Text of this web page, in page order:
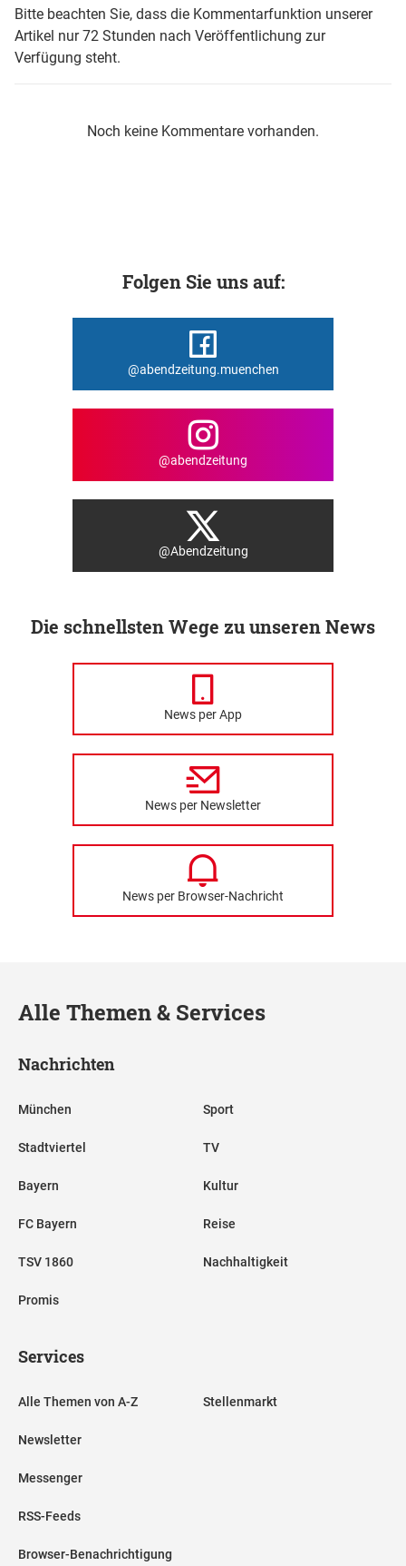
Bitte beachten Sie, dass die Kommentarfunktion unserer
Artikel nur 72 Stunden nach Veröffentlichung zur
Verfügung steht.
Noch keine Kommentare vorhanden.
Folgen Sie uns auf:
@abendzeitung.muenchen
@abendzeitung
@Abendzeitung
Die schnellsten Wege zu unseren News
News per App
News per Newsletter
News per Browser-Nachricht
Alle Themen & Services
Nachrichten
München
Stadtviertel
Bayern
FC Bayern
TSV 1860
Promis
Sport
TV
Kultur
Reise
Nachhaltigkeit
Services
Alle Themen von A-Z
Newsletter
Messenger
RSS-Feeds
Browser-Benachrichtigung
Stellenmarkt